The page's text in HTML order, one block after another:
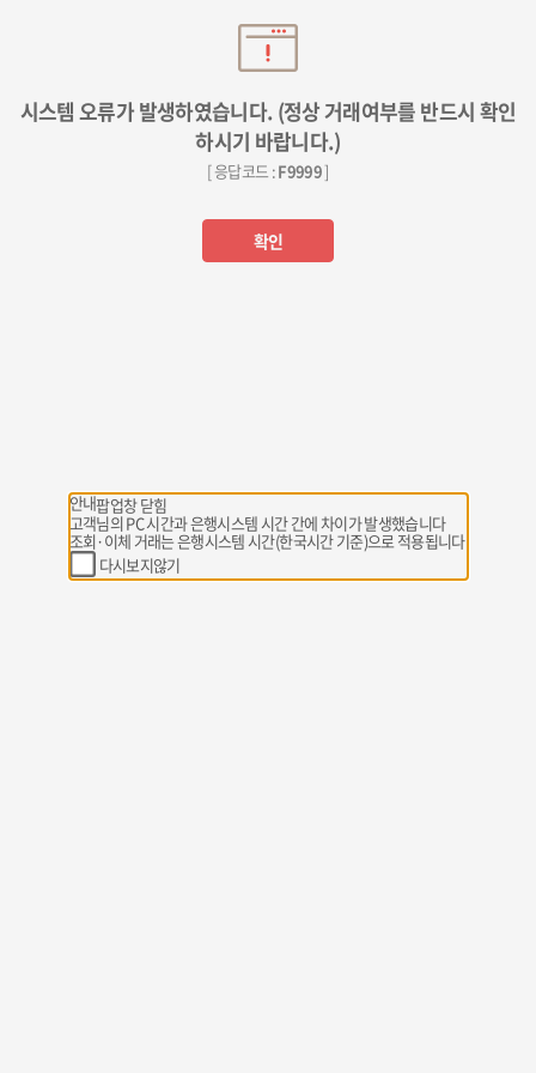
안내팝업창 닫힘
고객님의 PC 시간과 은행시스템 시간 간에 차이가 발생했습니다
조회·이체 거래는 은행시스템 시간(한국시간 기준)으로 적용됩니다
다시보지않기
시스템 오류가 발생하였습니다. (정상 거래여부를 반드시 확인
하시기 바랍니다.)
[ 응답코드 :F9999]
확인